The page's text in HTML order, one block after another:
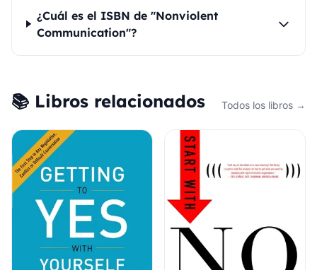
¿Cuál es el ISBN de "Nonviolent
Communication"?
📚 Libros relacionados Todos los libros →